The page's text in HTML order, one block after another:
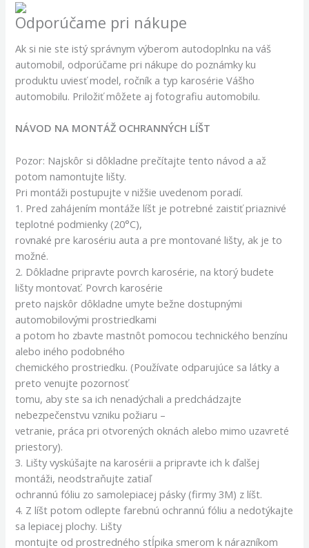
Odporúčame pri nákupe
Ak si nie ste istý správnym výberom autodoplnku na váš
automobil, odporúčame pri nákupe do poznámky ku
produktu uviesť model, ročník a typ karosérie Vášho
automobilu. Priložiť môžete aj fotografiu automobilu.
NÁVOD NA MONTÁŽ OCHRANNÝCH LÍŠT
Pozor: Najskôr si dôkladne prečítajte tento návod a až
potom namontujte lišty.
Pri montáži postupujte v nižšie uvedenom poradí.
1. Pred zahájením montáže líšt je potrebné zaistiť priaznivé
teplotné podmienky (20°C),
rovnaké pre karosériu auta a pre montované lišty, ak je to
možné.
2. Dôkladne pripravte povrch karosérie, na ktorý budete
lišty montovať. Povrch karosérie
preto najskôr dôkladne umyte bežne dostupnými
automobilovými prostriedkami
a potom ho zbavte mastnôt pomocou technického benzínu
alebo iného podobného
chemického prostriedku. (Používate odparujúce sa látky a
preto venujte pozornosť
tomu, aby ste sa ich nenadýchali a predchádzajte
nebezpečenstvu vzniku požiaru –
vetranie, práca pri otvorených oknách alebo mimo uzavreté
priestory).
3. Lišty vyskúšajte na karosérii a pripravte ich k ďalšej
montáži, neodstraňujte zatiaľ
ochrannú fóliu zo samolepiacej pásky (firmy 3M) z líšt.
4. Z líšt potom odlepte farebnú ochrannú fóliu a nedotýkajte
sa lepiacej plochy. Lišty
montujte od prostredného stĺpika smerom k nárazníkom